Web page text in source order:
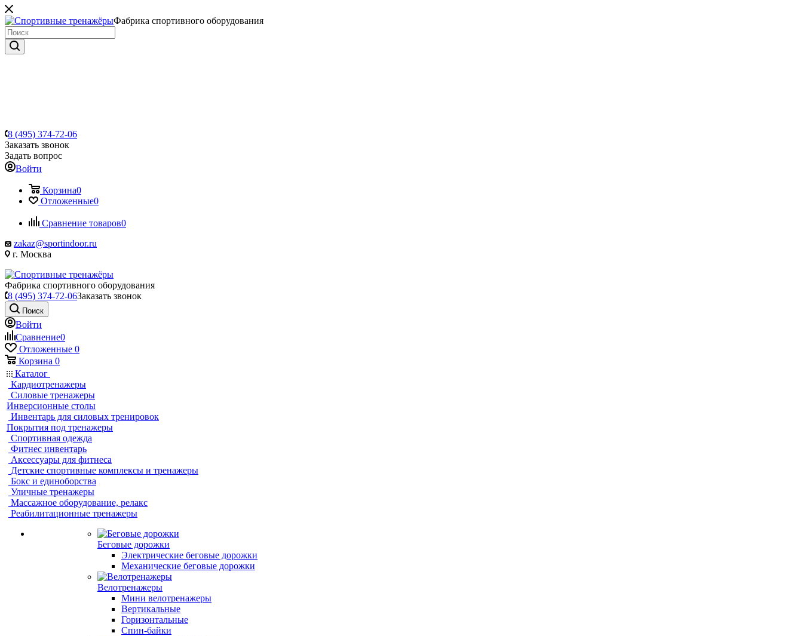
Фабрика спортивного оборудования
8 (495) 374-72-06
Заказать звонок
Задать вопрос
Войти
Корзина0
Отложенные0
Сравнение товаров0
zakaz@sportindoor.ru
г. Москва
Фабрика спортивного оборудования
8 (495) 374-72-06Заказать звонок
Поиск
Войти
Сравнение0
Отложенные 0
Корзина 0
Каталог
Кардиотренажеры
Силовые тренажеры
Инверсионные столы
Инвентарь для силовых тренировок
Покрытия под тренажеры
Спортивная одежда
Фитнес инвентарь
Аксессуары для фитнеса
Детские спортивные комплексы и тренажеры
Бокс и единоборства
Уличные тренажеры
Массажное оборудование, релакс
Реабилитационные тренажеры
Беговые дорожки
Электрические беговые дорожки
Механические беговые дорожки
Велотренажеры
Мини велотренажеры
Вертикальные
Горизонтальные
Спин-байки